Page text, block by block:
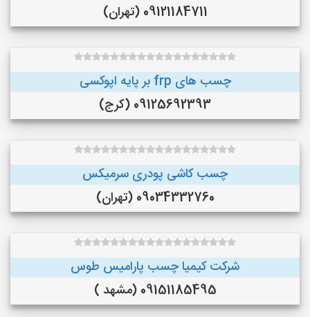
09121184711 (تهران)
چسب های frp بر پایه اپوکسی
09125692393 (کرج)
چسب کاشی پودری سرمیکس
09034332760 (تهران)
شرکت کیمیا چسب پارامیس طوس
09151185495 (مشهد )